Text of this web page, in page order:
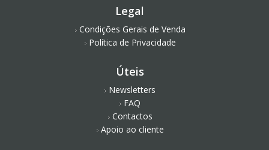
Legal
Condições Gerais de Venda
Política de Privacidade
Úteis
Newsletters
FAQ
Contactos
Apoio ao cliente